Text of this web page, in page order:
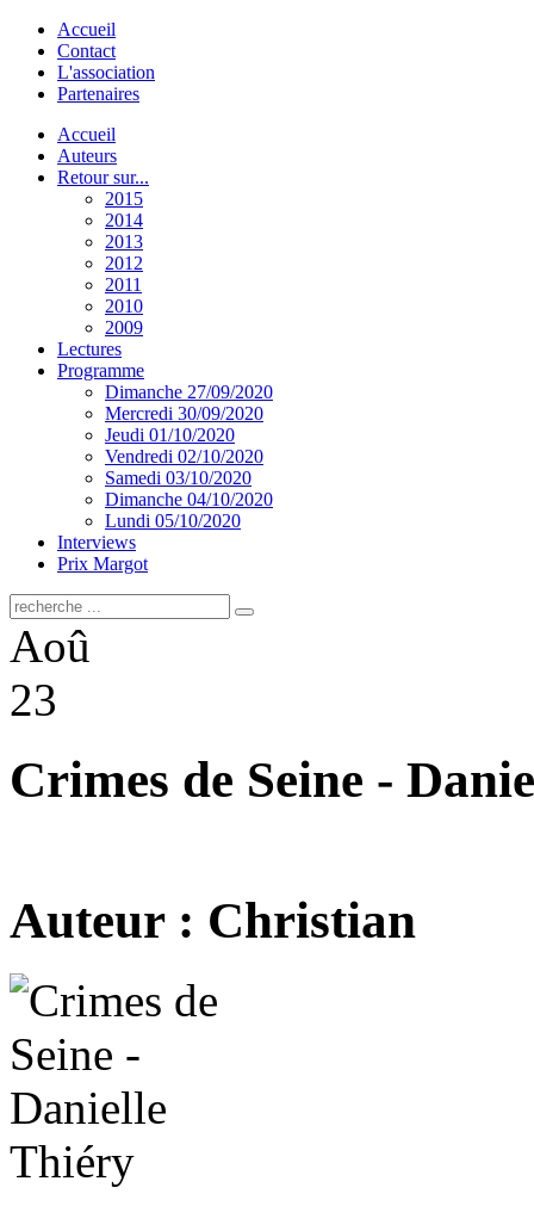
Accueil
Contact
L'association
Partenaires
Accueil
Auteurs
Retour sur...
2015
2014
2013
2012
2011
2010
2009
Lectures
Programme
Dimanche 27/09/2020
Mercredi 30/09/2020
Jeudi 01/10/2020
Vendredi 02/10/2020
Samedi 03/10/2020
Dimanche 04/10/2020
Lundi 05/10/2020
Interviews
Prix Margot
Aoû
23
Crimes de Seine -
Auteur : Christian